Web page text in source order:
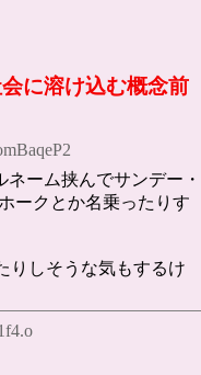
に溶け込む概念前
ーム挟んでサンデー・
ークとか名乗ったりす
りしそうな気もするけ